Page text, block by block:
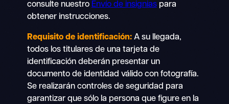
consulte nuestro Envío de insigniaspara
obtener instrucciones.
Requisito de identificación:A su llegada,
todos los titulares de una tarjeta de
identificación deberán presentar un
documento de identidad válido con fotografía.
Se realizarán controles de seguridad para
garantizar que sólo la persona que figure en la